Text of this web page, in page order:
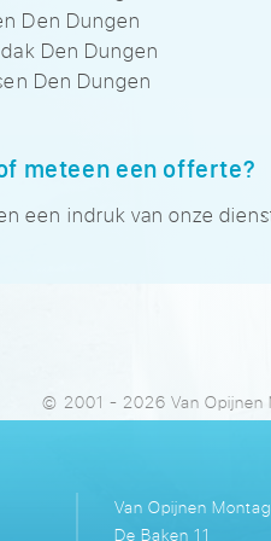
Den Dungen
Den Dungen
Den Dungen
meteen een offerte?
een indruk van onze
© 2001 - 2026 Van Opijnen
Van Opijnen
De Baken 11